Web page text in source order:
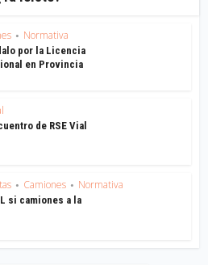
• Normativa
por la Licencia
en Provincia
de RSE Vial
• Camiones • Normativa
si camiones a la